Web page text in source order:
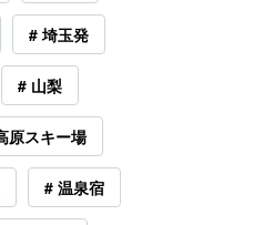
# 埼玉発
# 山梨
原スキー場
# 温泉宿